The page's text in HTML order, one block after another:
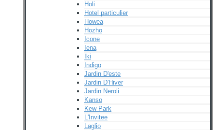
Holi
Hotel particulier
Howea
Hozho
Icone
Iena
Iki
Indigo
Jardin D'este
Jardin D'Hiver
Jardin Neroli
Kanso
Kew Park
L'Invitee
Laglio